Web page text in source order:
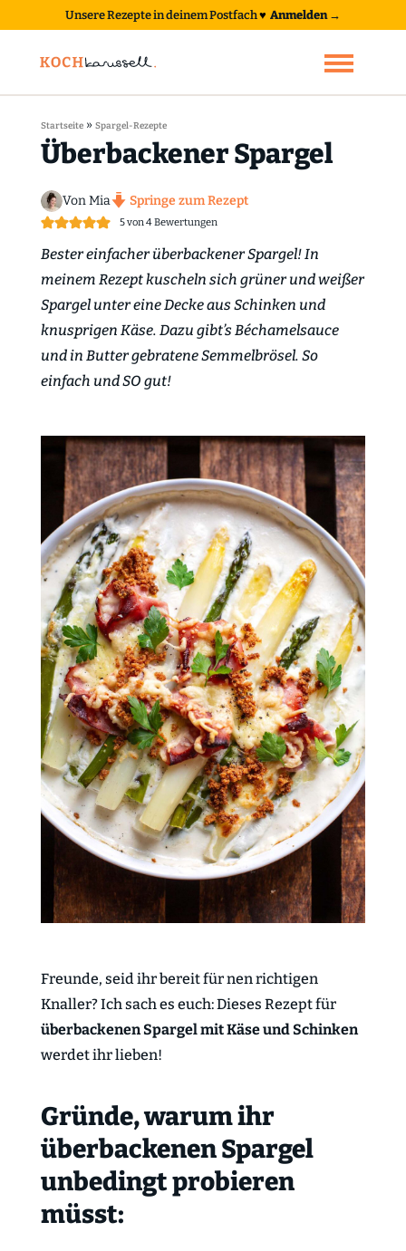
Unsere Rezepte in deinem Postfach♥ Anmelden →
Startseite» Spargel-Rezepte
Überbackener Spargel
Von Mia Springe zum Rezept
5von4Bewertungen
Bester einfacher überbackener Spargel! In
meinem Rezept kuscheln sich grüner und weißer
Spargel unter eine Decke aus Schinken und
knusprigen Käse. Dazu gibt’s Béchamelsauce
und in Butter gebratene Semmelbrösel. So
einfach und SO gut!
Freunde, seid ihr bereit für nen richtigen
Knaller? Ich sach es euch: Dieses Rezept für
überbackenen Spargel mit Käse und Schinken
werdet ihr lieben!
Gründe, warum ihr
überbackenen Spargel
unbedingt probieren
müsst: